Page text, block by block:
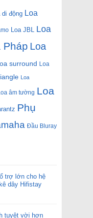
di động Loa
Loa JBL Loa
Pháp Loa
surround Loa
Loa
âm tường Loa
Phụ
Đầu Bluray
trợ lớn cho hệ
dây Hifistay
tuyệt vời hơn